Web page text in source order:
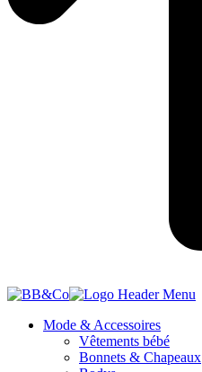
Mode & Accessoires
Vêtements bébé
Bonnets & Chapeaux